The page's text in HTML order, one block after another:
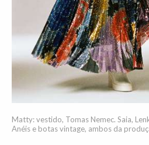
Matty: vestido, Tomas Nemec. Saia,
Anéis e botas vintage, ambos da